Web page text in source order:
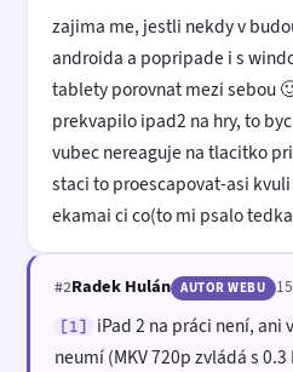
zajima me, jestli nekdy v
androida a popripade i s
tablety porovnat mezi sebou
prekvapilo ipad2 na hry, to
vubec nereaguje na tlacitko
staci to proescapovat-asi
ekamai ci co(to mi psalo
#2Radek Hulán AUTOR WEBU
[1]
iPad 2 na práci není,
neumí (MKV 720p zvládá s